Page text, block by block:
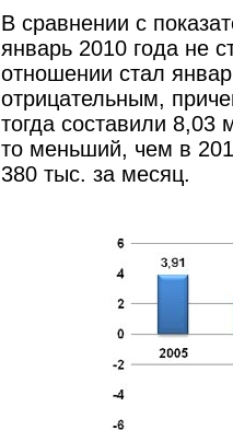
В сравнении с
январь 2010 года не
отношении стал
отрицательным,
тогда составили 8,03
то меньший, чем в
380 тыс. за месяц.